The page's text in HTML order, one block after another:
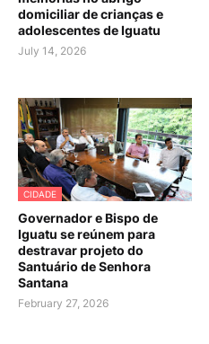
domiciliar de crianças e
adolescentes de Iguatu
July 14, 2026
CIDADE
Governador e Bispo de
Iguatu se reúnem para
destravar projeto do
Santuário de Senhora
Santana
February 27, 2026